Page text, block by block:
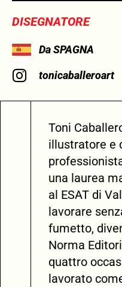
DISEGNATORE
Da SPAGNA
tonicaballeroart
Toni
illustratore e
una laurea
al ESAT di
lavorare
fumetto,
Norma
quattro
lavorato